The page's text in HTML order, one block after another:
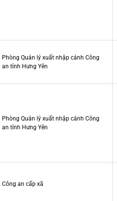
Phòng Quản lý xuất nhập cảnh Công
an tỉnh Hưng Yên
Phòng Quản lý xuất nhập cảnh Công
an tỉnh Hưng Yên
Công an cấp xã